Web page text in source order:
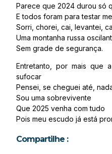
Parece que 2024 durou só
E todos foram para testar
Sorri, chorei, cai, levantei,
Uma montanha russa
Sem grade de segurança.
Entretanto, por mais que
sufocar
Pensei, se cheguei até,
Sou uma sobrevivente
Que 2025 venha com tudo
Pois meu escudo já está
Compartilhe :